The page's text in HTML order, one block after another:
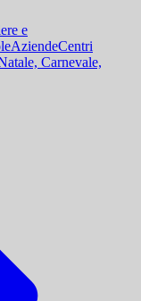
e
AziendeCentri
Carnevale,